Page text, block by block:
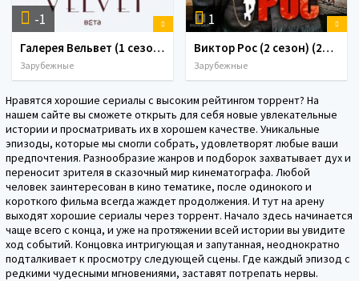
-1
Галерея Вельвет (1 сезон) (2014)
Зарубежные
1
Виктор Рос (2 сезон) (2017)
Зарубежные
Нравятся хорошие сериалы с высоким рейтингом торрент? На
нашем сайте вы сможете открыть для себя новые увлекательные
истории и просматривать их в хорошем качестве. Уникальные
эпизоды, которые мы смогли собрать, удовлетворят любые ваши
предпочтения. Разнообразие жанров и подборок захватывает дух и
переносит зрителя в сказочный мир кинематографа. Любой
человек заинтересован в кино тематике, после одинокого и
короткого фильма всегда жаждет продолжения. И тут на арену
выходят хорошие сериалы через торрент. Начало здесь начинается
чаще всего с конца, и уже на протяжении всей истории вы увидите
ход событий. Концовка интригующая и запутанная, неоднократно
подталкивает к просмотру следующей сцены. Где каждый эпизод с
редкими чудесными мгновениями, заставят потрепать нервы.